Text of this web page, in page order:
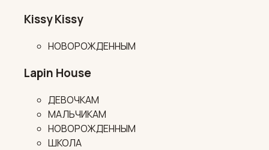
Kissy Kissy
НОВОРОЖДЕННЫМ
Lapin House
ДЕВОЧКАМ
МАЛЬЧИКАМ
НОВОРОЖДЕННЫМ
ШКОЛА